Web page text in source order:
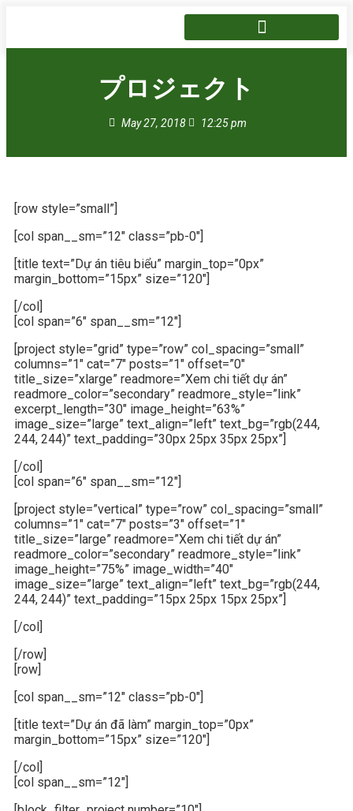
プロジェクト
May 27, 2018 12:25 pm
[row style=”small”]
[col span__sm=”12″ class=”pb-0″]
[title text=”Dự án tiêu biểu” margin_top=”0px”
margin_bottom=”15px” size=”120″]
[/col]
[col span=”6″ span__sm=”12″]
[project style=”grid” type=”row” col_spacing=”small”
columns=”1″ cat=”7″ posts=”1″ offset=”0″
title_size=”xlarge” readmore=”Xem chi tiết dự án”
readmore_color=”secondary” readmore_style=”link”
excerpt_length=”30″ image_height=”63%”
image_size=”large” text_align=”left” text_bg=”rgb(244,
244, 244)” text_padding=”30px 25px 35px 25px”]
[/col]
[col span=”6″ span__sm=”12″]
[project style=”vertical” type=”row” col_spacing=”small”
columns=”1″ cat=”7″ posts=”3″ offset=”1″
title_size=”large” readmore=”Xem chi tiết dự án”
readmore_color=”secondary” readmore_style=”link”
image_height=”75%” image_width=”40″
image_size=”large” text_align=”left” text_bg=”rgb(244,
244, 244)” text_padding=”15px 25px 15px 25px”]
[/col]
[/row]
[row]
[col span__sm=”12″ class=”pb-0″]
[title text=”Dự án đã làm” margin_top=”0px”
margin_bottom=”15px” size=”120″]
[/col]
[col span__sm=”12″]